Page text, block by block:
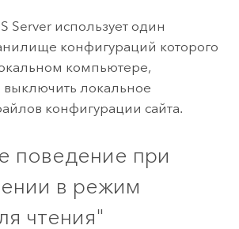
Serverиспользует один
конфигураций которого
компьютере,
выключить локальное
конфигурации сайта.
поведение при
в режим
чтения"